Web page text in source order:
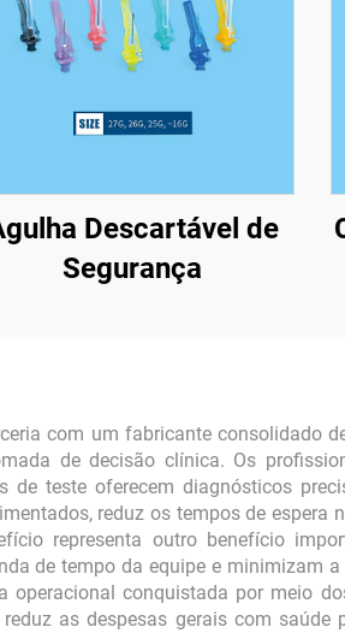
Descartável de
Segurança
com um fabricante consolidado
de decisão clínica. Os
de teste oferecem diagnósticos
reduz os tempos de
representa outro benefício
de tempo da equipe e minimizam
conquistada por meio
as despesas gerais com